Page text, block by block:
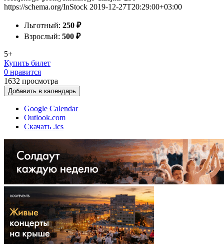
https://schema.org/InStock 2019-12-27T20:29:00+03:00
Льготный: 250 ₽
Взрослый: 500 ₽
5+
Купить билет
0 нравится
1632 просмотра
Добавить в календарь
Google Calendar
Outlook.com
Скачать .ics